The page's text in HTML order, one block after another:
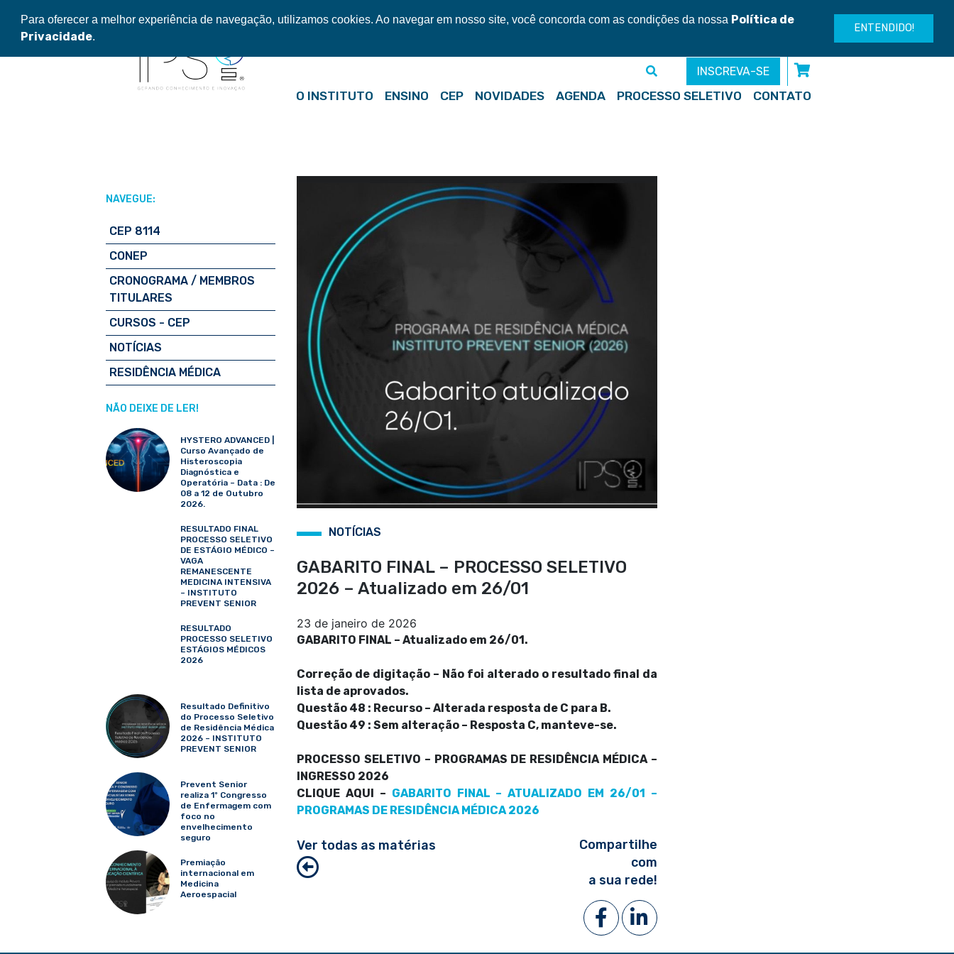
Para oferecer a melhor experiência de navegação, utilizamos cookies. Ao navegar em nosso site, você concorda com as condições da nossa Política de
Privacidade.
ENTENDIDO!
para
conteúdo
Entre ou cadastre-se
INSCREVA-SE
O INSTITUTO ENSINO CEP NOVIDADES AGENDA PROCESSO SELETIVO CONTATO
NAVEGUE:
CEP 8114
CONEP
CRONOGRAMA / MEMBROS
TITULARES
CURSOS - CEP
NOTÍCIAS
RESIDÊNCIA MÉDICA
NÃO DEIXE DE LER!
HYSTERO ADVANCED |
Curso Avançado de
Histeroscopia
Diagnóstica e
Operatória – Data : De
08 a 12 de Outubro
2026.
RESULTADO FINAL
PROCESSO SELETIVO
DE ESTÁGIO MÉDICO –
VAGA
REMANESCENTE
MEDICINA INTENSIVA
– INSTITUTO
PREVENT SENIOR
RESULTADO
PROCESSO SELETIVO
ESTÁGIOS MÉDICOS
2026
Resultado Definitivo
do Processo Seletivo
de Residência Médica
2026 – INSTITUTO
PREVENT SENIOR
Prevent Senior
realiza 1º Congresso
de Enfermagem com
foco no
envelhecimento
seguro
Premiação
internacional em
Medicina
Aeroespacial
NOTÍCIAS
GABARITO FINAL – PROCESSO SELETIVO
2026 – Atualizado em 26/01
23 de janeiro de 2026
GABARITO FINAL – Atualizado em 26/01.
Correção de digitação – Não foi alterado o resultado final da
lista de aprovados.
Questão 48 : Recurso – Alterada resposta de C para B.
Questão 49 : Sem alteração – Resposta C, manteve-se.
PROCESSO SELETIVO – PROGRAMAS DE RESIDÊNCIA MÉDICA –
INGRESSO 2026
CLIQUE AQUI – GABARITO FINAL – ATUALIZADO EM 26/01 –
PROGRAMAS DE RESIDÊNCIA MÉDICA 2026
Compartilhe
com
a sua rede!
Ver todas as matérias